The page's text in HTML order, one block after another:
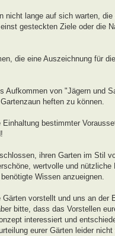
nicht lange auf sich warten,
gesteckten Ziele oder die
die eine Auszeichnung für
von "Jägern und
heften zu können.
bestimmter
ihren Garten im Stil
wertvolle und nützliche
Wissen anzueignen.
vorstellt und uns an der
bitte, dass das Vorstellen
interessiert und
eurer Gärten leider